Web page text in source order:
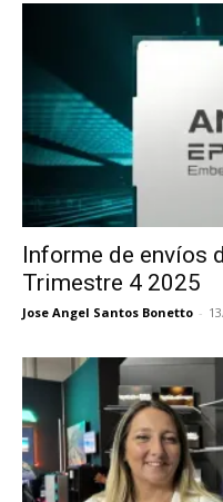
Informe de envíos
Trimestre 4 2025
Jose Angel Santos Bonetto -